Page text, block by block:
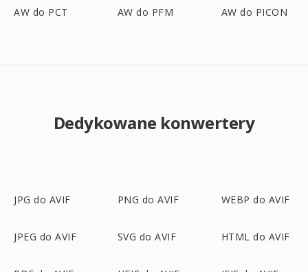
AW do PCT AW do PFM AW do PICON
Dedykowane konwertery
JPG do AVIF PNG do AVIF WEBP do AVIF
JPEG do AVIF SVG do AVIF HTML do AVIF